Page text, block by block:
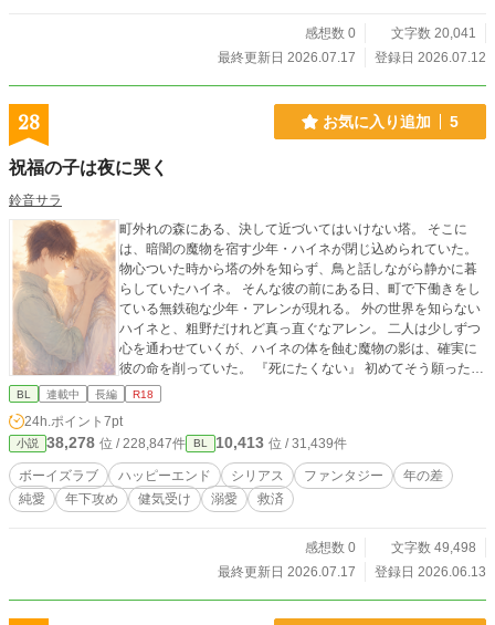
感想数 0
文字数 20,041
最終更新日 2026.07.17
登録日 2026.07.12
28 お気に入り追加 5
祝福の子は夜に哭く
鈴音サラ
町外れの森にある、決して近づいてはいけない塔。 そこに
は、暗闇の魔物を宿す少年・ハイネが閉じ込められていた。
物心ついた時から塔の外を知らず、鳥と話しながら静かに暮
らしていたハイネ。 そんな彼の前にある日、町で下働きをし
ている無鉄砲な少年・アレンが現れる。 外の世界を知らない
ハイネと、粗野だけれど真っ直ぐなアレン。 二人は少しずつ
心を通わせていくが、ハイネの体を蝕む魔物の影は、確実に
彼の命を削っていた。 『死にたくない』 初めてそう願ったハ
イネの手を、アレンは決して離そうとしない。 闇から光へ。
毎週金曜日更新
BL 連載中 長編 R18
24h.ポイント 7pt
小説 38,278 位 / 228,847件 BL 10,413 位 / 31,439件
ボーイズラブ ハッピーエンド シリアス ファンタジー
年の差
純愛
年下攻め 健気受け 溺愛 救済
感想数 0
文字数 49,498
最終更新日 2026.07.17
登録日 2026.06.13